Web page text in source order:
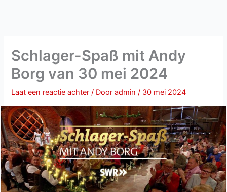
Schlager-Spaß mit Andy
Borg van 30 mei 2024
Laat een reactie achter / Dooradmin/ 30 mei 2024